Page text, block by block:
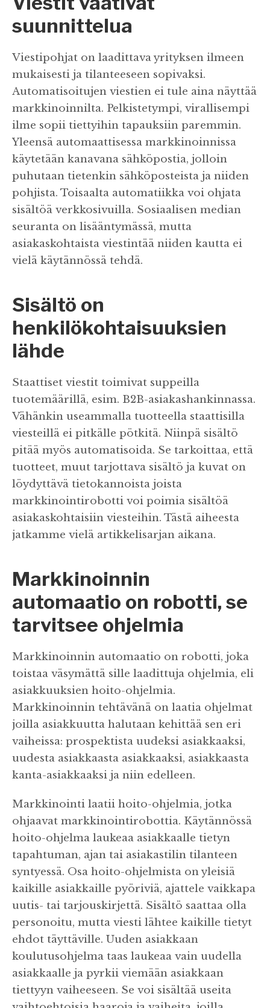
suunnittelua
Viestipohjat on laadittava yrityksen ilmeen
mukaisesti ja tilanteeseen sopivaksi.
Automatisoitujen viestien ei tule aina näyttää
markkinoinnilta. Pelkistetympi, virallisempi
ilme sopii tiettyihin tapauksiin paremmin.
Yleensä automaattisessa markkinoinnissa
käytetään kanavana sähköpostia, jolloin
puhutaan tietenkin sähköposteista ja niiden
pohjista. Toisaalta automatiikka voi ohjata
sisältöä verkkosivuilla. Sosiaalisen median
seuranta on lisääntymässä, mutta
asiakaskohtaista viestintää niiden kautta ei
vielä käytännössä tehdä.
Sisältö on
henkilökohtaisuuksien
lähde
Staattiset viestit toimivat suppeilla
tuotemäärillä, esim. B2B-asiakashankinnassa.
Vähänkin useammalla tuotteella staattisilla
viesteillä ei pitkälle pötkitä. Niinpä sisältö
pitää myös automatisoida. Se tarkoittaa, että
tuotteet, muut tarjottava sisältö ja kuvat on
löydyttävä tietokannoista joista
markkinointirobotti voi poimia sisältöä
asiakaskohtaisiin viesteihin. Tästä aiheesta
jatkamme vielä artikkelisarjan aikana.
Markkinoinnin
automaatio on robotti, se
tarvitsee ohjelmia
Markkinoinnin automaatio on robotti, joka
toistaa väsymättä sille laadittuja ohjelmia, eli
asiakkuuksien hoito-ohjelmia.
Markkinoinnin tehtävänä on laatia ohjelmat
joilla asiakkuutta halutaan kehittää sen eri
vaiheissa: prospektista uudeksi asiakkaaksi,
uudesta asiakkaasta asiakkaaksi, asiakkaasta
kanta-asiakkaaksi ja niin edelleen.
Markkinointi laatii hoito-ohjelmia, jotka
ohjaavat markkinointirobottia. Käytännössä
hoito-ohjelma laukeaa asiakkaalle tietyn
tapahtuman, ajan tai asiakastilin tilanteen
syntyessä. Osa hoito-ohjelmista on yleisiä
kaikille asiakkaille pyöriviä, ajattele vaikkapa
uutis- tai tarjouskirjettä. Sisältö saattaa olla
personoitu, mutta viesti lähtee kaikille tietyt
ehdot täyttäville. Uuden asiakkaan
koulutusohjelma taas laukeaa vain uudella
asiakkaalle ja pyrkii viemään asiakkaan
tiettyyn vaiheeseen. Se voi sisältää useita